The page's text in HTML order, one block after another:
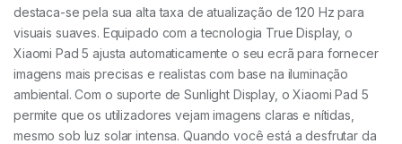
destaca-se pela sua alta taxa de atualização de 120 Hz para
visuais suaves. Equipado com a tecnologia True Display, o
Xiaomi Pad 5 ajusta automaticamente o seu ecrã para fornecer
imagens mais precisas e realistas com base na iluminação
ambiental. Com o suporte de Sunlight Display, o Xiaomi Pad 5
permite que os utilizadores vejam imagens claras e nítidas,
mesmo sob luz solar intensa. Quando você está a desfrutar da